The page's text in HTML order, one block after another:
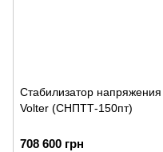
Стабилизатор напряжения
Volter (СНПТТ-150пт)
708 600 грн